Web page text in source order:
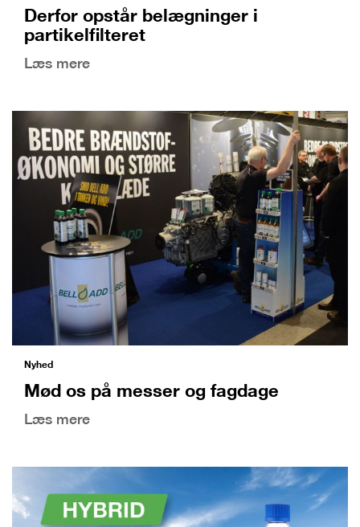
Derfor opstår belægninger i
partikelfilteret
Læs mere
Nyhed
Mød os på messer og fagdage
Læs mere